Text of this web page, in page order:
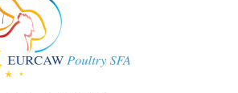
formulaire, j'accepte que les
soient utilisées dans le cadre de la